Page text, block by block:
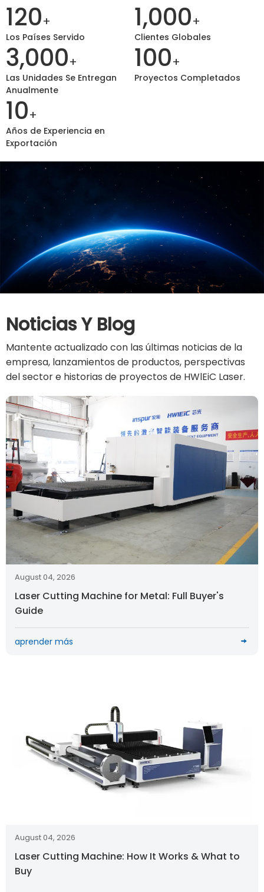
120+
Los Países Servido
1,000+
Clientes Globales
3,000+
Las Unidades Se Entregan
Anualmente
100+
Proyectos Completados
10+
Años de Experiencia en
Exportación
Noticias Y Blog
Mantente actualizado con las últimas noticias de la
empresa, lanzamientos de productos, perspectivas
del sector e historias de proyectos de HWlEiC Laser.
August 04, 2026
Laser Cutting Machine for Metal: Full Buyer's
Guide
aprender más
August 04, 2026
Laser Cutting Machine: How It Works & What to
Buy